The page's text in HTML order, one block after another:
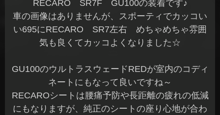
RECARO SR7F GU100の装着です♪
車の画像はありませんが、スポーティでカッコい
い695にRECARO SR7左右 めちゃめちゃ雰囲
気も良くてカッコよくなりました☆
GU100のウルトラスウェードREDが室内のコディ
ネートにもなって良いですね～
RECAROシートは腰痛予防や長距離の疲れの低減
にもなりますが、純正のシートの座り心地が合わ